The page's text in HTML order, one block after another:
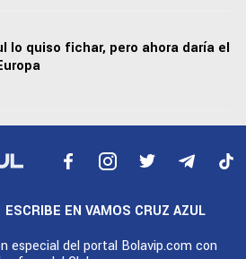
lo quiso fichar, pero ahora daría el
ESCRIBE EN VAMOS CRUZ AZUL
especial del portal Bolavip.com con